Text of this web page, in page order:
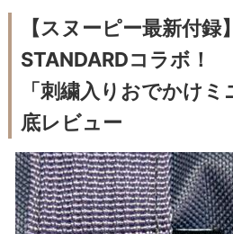
【スヌーピー最新付録
STANDARDコラボ！
「刺繍入りおでかけ
底レビュー